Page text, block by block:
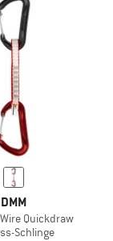
DMM
Quickdraw
Schlinge